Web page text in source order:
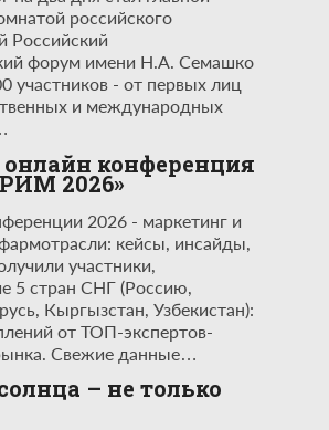
российского
Российский
форум имени Н.А. Семашко
участников - от первых лиц
и международных
конференция
2026»
2026 - маркетинг и
кейсы, инсайды,
участники,
5 стран СНГ (Россию,
Кыргызстан, Узбекистан):
от ТОП-экспертов-
Свежие данные…
– не только